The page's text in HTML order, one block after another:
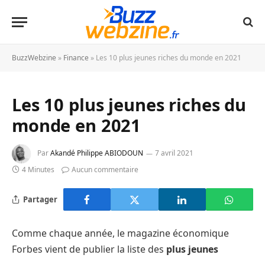
BuzzWebzine » Finance » Les 10 plus jeunes riches du monde en 2021
Les 10 plus jeunes riches du
monde en 2021
ParAkandé Philippe ABIODOUN
7 avril 2021
4 Minutes
Aucun commentaire
Partager
Comme chaque année, le magazine économique
Forbes vient de publier la liste des plus jeunes